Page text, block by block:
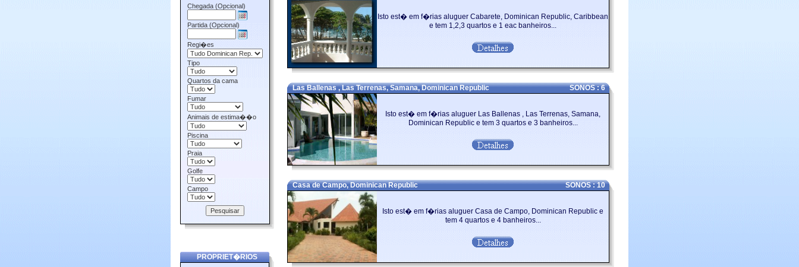
Chegada (Opcional)
Partida (Opcional)
Regi�es
Tipo
Quartos da cama
Fumar
Animais de estima��o
Piscina
Praia
Golfe
Campo
PROPRIET�RIOS
Isto est� em f�rias aluguer Cabarete, Dominican Republic, Caribbean
e tem 1,2,3 quartos e 1 eac banheiros...
Las Ballenas , Las Terrenas, Samana, Dominican Republic SONOS : 6
Isto est� em f�rias aluguer Las Ballenas , Las Terrenas, Samana,
Dominican Republic e tem 3 quartos e 3 banheiros...
Casa de Campo, Dominican Republic SONOS : 10
Isto est� em f�rias aluguer Casa de Campo, Dominican Republic e
tem 4 quartos e 4 banheiros...